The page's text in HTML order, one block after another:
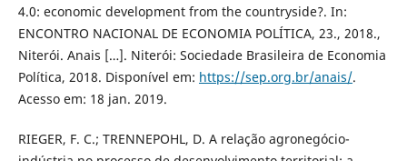
4.0: economic development from the countryside?. In:
ENCONTRO NACIONAL DE ECONOMIA POLÍTICA, 23., 2018.,
Niterói. Anais […]. Niterói: Sociedade Brasileira de Economia
Política, 2018. Disponível em: https://sep.org.br/anais/.
Acesso em: 18 jan. 2019.
RIEGER, F. C.; TRENNEPOHL, D. A relação agronegócio-